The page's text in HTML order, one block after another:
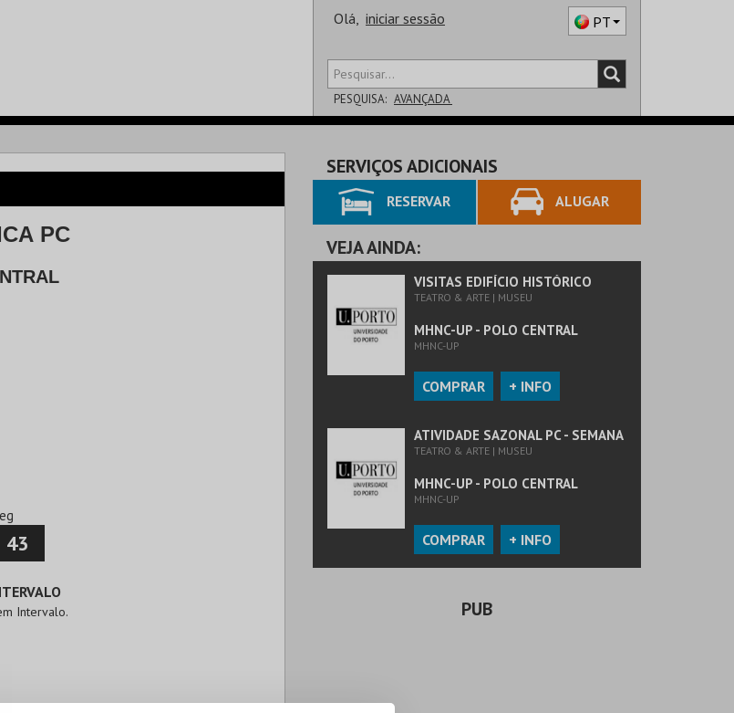
Olá, iniciar sessão PT
PESQUISA: AVANÇADA
SALA
PC
42
Intervalo.
SERVIÇOS ADICIONAIS
RESERVAR ALUGAR
VEJA AINDA:
VISITAS EDIFÍCIO HISTÓRICO
TEATRO & ARTE | MUSEU
MHNC-UP - POLO CENTRAL
MHNC-UP
COMPRAR + INFO
ATIVIDADE SAZONAL PC - SEMANA
TEATRO & ARTE | MUSEU
MHNC-UP - POLO CENTRAL
MHNC-UP
COMPRAR + INFO
PUB